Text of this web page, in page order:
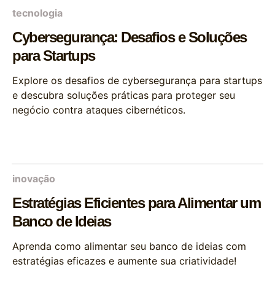
tecnologia
Cybersegurança: Desafios e Soluções
para Startups
Explore os desafios de cybersegurança para startups
e descubra soluções práticas para proteger seu
negócio contra ataques cibernéticos.
inovação
Estratégias Eficientes para Alimentar um
Banco de Ideias
Aprenda como alimentar seu banco de ideias com
estratégias eficazes e aumente sua criatividade!